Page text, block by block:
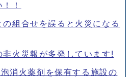
！
の組合せを誤ると火災になる
非火災報が多発しています!
消火薬剤を保有する施設の